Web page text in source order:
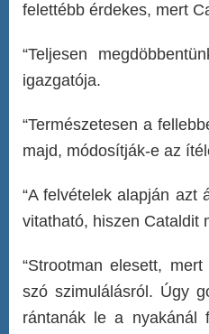
felettébb érdekes, mert
“Teljesen
igazgatója.
“Természetesen a
majd, módosítják-e az
“A felvételek alapján azt
vitatható, hiszen Cataldit
“Strootman elesett,
szó szimulálásról. Úgy
rántanák le a nyakánál